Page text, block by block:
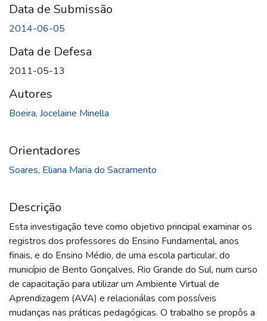
Data de Submissão
2014-06-05
Data de Defesa
2011-05-13
Autores
Boeira, Jocelaine Minella
Orientadores
Soares, Eliana Maria do Sacramento
Descrição
Esta investigação teve como objetivo principal examinar os
registros dos professores do Ensino Fundamental, anos
finais, e do Ensino Médio, de uma escola particular, do
município de Bento Gonçalves, Rio Grande do Sul, num curso
de capacitação para utilizar um Ambiente Virtual de
Aprendizagem (AVA) e relacionálas com possíveis
mudanças nas práticas pedagógicas. O trabalho se propôs a